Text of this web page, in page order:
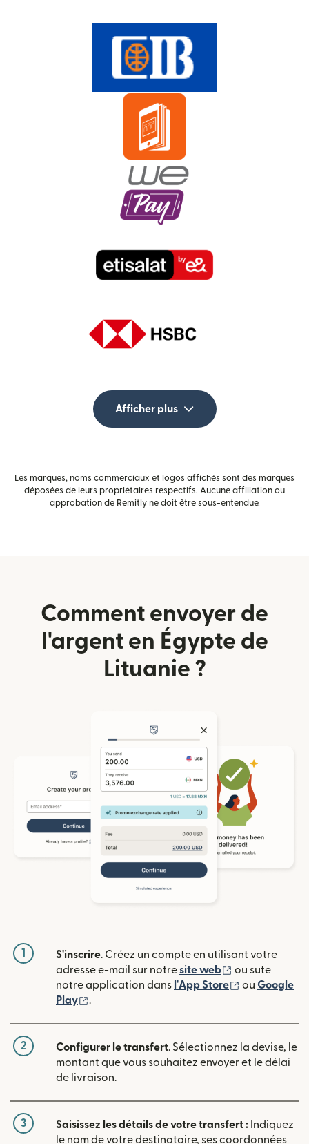
Afficher plus
Les marques, noms commerciaux et logos affichés sont des marques
déposées de leurs propriétaires respectifs. Aucune affiliation ou
approbation de Remitly ne doit être sous-entendue.
Comment envoyer de
l'argent en Égypte de
Lituanie ?
1 S'inscrire. Créez un compte en utilisant votre
adresse e-mail sur notresite web (s'ouvre dans
ou sute
notre application dans l'App Store (s'ouvre
ou Google
Play
(s'ouvre dans une nouvelle fenêtre)
.
2 Configurer le transfert. Sélectionnez la devise, le
montant que vous souhaitez envoyer et le délai
de livraison.
3 Saisissez les détails de votre transfert : Indiquez
le nom de votre destinataire, ses coordonnées